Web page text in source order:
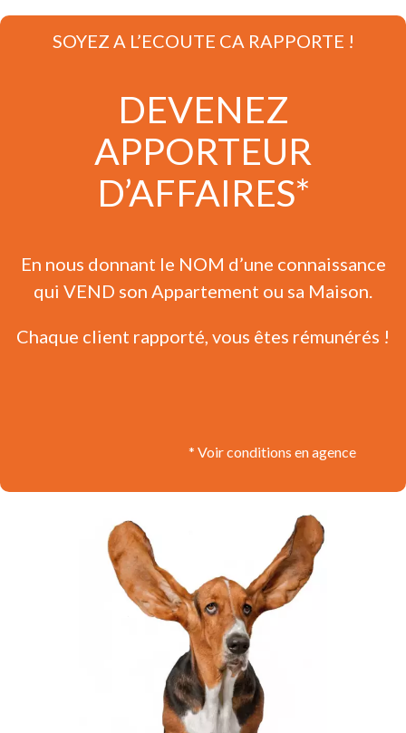
SOYEZ A L’ECOUTE CA RAPPORTE !
DEVENEZ
APPORTEUR
D’AFFAIRES*
En nous donnant le NOM d’une connaissance
qui VEND son Appartement ou sa Maison.
Chaque client rapporté, vous êtes rémunérés !
* Voir conditions en agence